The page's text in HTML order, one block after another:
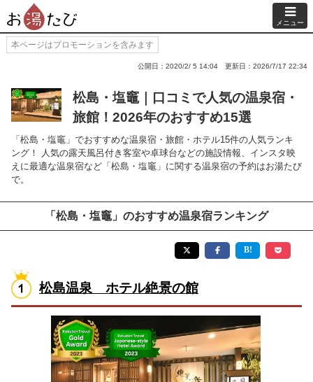
メニュー
本ページはプロモーションを含みます
公開日：2020/2/ 5 14:04 更新日：2026/7/17 22:34
松島・塩竈｜口コミで人気の温泉宿・
旅館！2026年のおすすめ15選
「松島・塩竈」でおすすめな温泉宿・旅館・ホテル15件の人気ランキ
ング！ 人気の露天風呂付き客室や卓球台などの施設情報、インスタ映
えに最適な温泉宿など「松島・塩竈」に関する温泉宿の予約はお湯たび
で。
「松島・塩竈」のおすすめ温泉宿ランキング
松島温泉 ホテル絶景の館